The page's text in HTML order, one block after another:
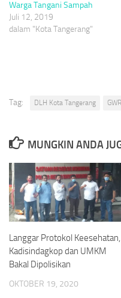
Warga Tangani Sampah
Juli 12, 2019
dalam "Kota Tangerang"
Tag: DLH Kota Tangerang
MUNGKIN ANDA
Langgar Protokol Keesehatan,
Kadisindagkop dan UMKM
Bakal Dipolisikan
OKTOBER 19, 2020